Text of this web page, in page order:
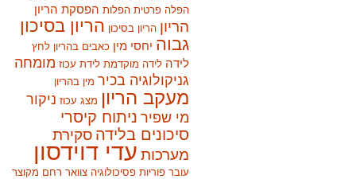
הפלה פרטית הפלות הפסקת הריון
הריון הריון בסיכון הריון בסיכון
גבוה יחסי מין כאבים בהריון לחץ
לידה לידה מוקדמת לידת עכוז מומחה
גניקולוגיה בכיר מין בהריון
מעקב הריון מצג עכוז ניקור
מי שפיר ניתוח קיסרי
סיכונים בלידהסקירת
מערכותעדי דוידסון
עובר פוריות פסיכולוגיה צוואר רחם מקוצר